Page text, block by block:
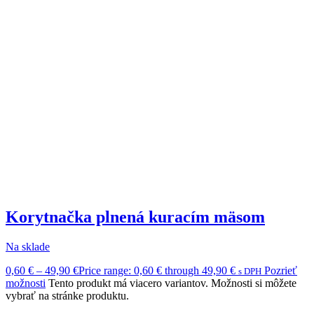
Korytnačka plnená kuracím mäsom
Na sklade
0,60 € – 49,90 €Price range: 0,60 € through 49,90 € s DPH Pozrieť
možnosti Tento produkt má viacero variantov. Možnosti si môžete
vybrať na stránke produktu.